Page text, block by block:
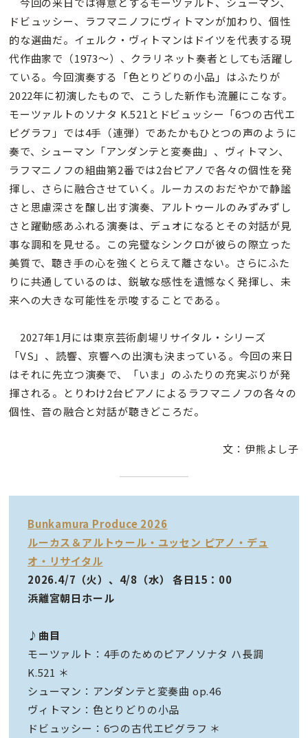
ドビュッシー、ラフマニノフにヴィトマンが加わり、個性
的な選曲だ。イェルク・ヴィトマンはドイツを代表する現
代作曲家で（1973～）、クラリネット奏者としても活躍し
ている。今回演奏する「色とりどりの小品」はふたりが
2022年に初演したもので、こうした新作も流麗にこなす。
モーツァルトのソナタ K.521とドビュッシー「6つの古代エ
ピグラフ」では4手（連弾）であたかもひとつの声のように
奏で、シューマン「アンダンテと変奏曲」、ヴィトマン、
ラフマニノフの組曲第2番では2台ピアノで各々の個性を発
揮し、さらに融合させていく。ルーカスのおだやかで静謐
さと思慮深さを醸し出す演奏、アルトゥールのみずみずし
さと躍動感あふれる演奏は、デュオになるとその対話が見
事な調和を見せる。この完璧なシンクロが彼らの際立った
美質で、聴き手の心を強くとらえて離さない。さらにふた
りに共通しているのは、鋭敏な感性を遺憾なく発揮し、未
来への大きな可能性を示唆することである。
2027年1月には東京芸術劇場リサイタル・シリーズ
「VS」、読響、京響への出演も決まっている。今回の来日
はそれに先立つ演奏で、「いま」のふたりの充実ぶりが発
揮される。とりわけ2台ピアノによるラフマニノフの各々の
個性、音の融合と対話が聴きどころだ。
文：伊熊よし子
Bunkamura Produce 2026
ルーカス＆アルトゥール・ユッセン ピアノ・デュ
オ・リサイタル
2026.4/7（火）、4/8（水） 各日15：00
浜離宮朝日ホール
♪曲目
モーツァルト：4手のためのピアノソナタ ハ長調
K.521 ＊
シューマン：アンダンテと変奏曲 op.46
ヴィトマン：色とりどりの小品
ドビュッシー：6つの古代エピグラフ ＊